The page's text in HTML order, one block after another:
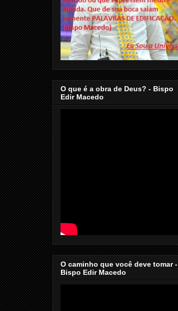
O que é a obra de Deus? - Bispo
Edir Macedo
O caminho que você deve tomar -
Bispo Edir Macedo